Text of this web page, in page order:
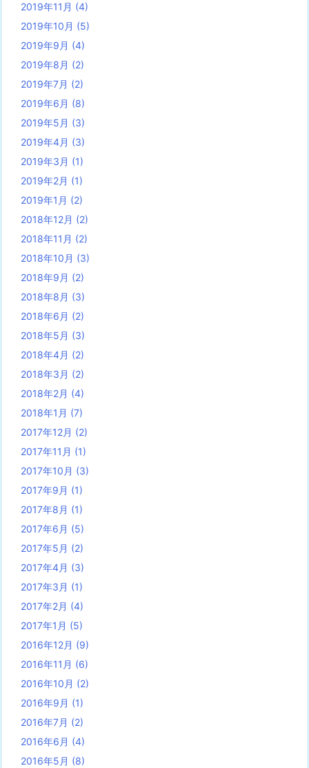
2019年11月 (4)
2019年10月 (5)
2019年9月 (4)
2019年8月 (2)
2019年7月 (2)
2019年6月 (8)
2019年5月 (3)
2019年4月 (3)
2019年3月 (1)
2019年2月 (1)
2019年1月 (2)
2018年12月 (2)
2018年11月 (2)
2018年10月 (3)
2018年9月 (2)
2018年8月 (3)
2018年6月 (2)
2018年5月 (3)
2018年4月 (2)
2018年3月 (2)
2018年2月 (4)
2018年1月 (7)
2017年12月 (2)
2017年11月 (1)
2017年10月 (3)
2017年9月 (1)
2017年8月 (1)
2017年6月 (5)
2017年5月 (2)
2017年4月 (3)
2017年3月 (1)
2017年2月 (4)
2017年1月 (5)
2016年12月 (9)
2016年11月 (6)
2016年10月 (2)
2016年9月 (1)
2016年7月 (2)
2016年6月 (4)
2016年5月 (8)